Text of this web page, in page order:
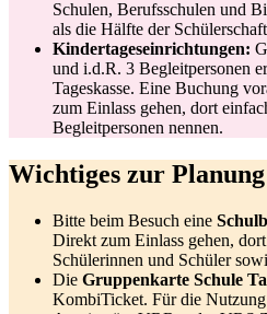
Schulen, Berufsschulen und
als die Hälfte der
Kindertageseinrichtungen:
und i.d.R. 3 Begleitpersonen
Tageskasse. Eine Buchung
zum Einlass gehen, dort
Begleitpersonen nennen.
Wichtiges zur
Bitte beim Besuch eine
Direkt zum Einlass gehen,
Schülerinnen und Schüler
Die Gruppenkarte Schule
KombiTicket. Für die